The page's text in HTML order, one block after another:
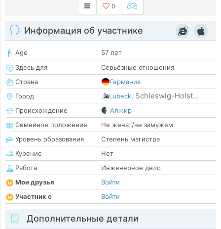
0
Информация об участнике
Age
57 лет
Здесь для
Серьёзные отношения
Страна
Германия
Город
Lubeck, Schleswig-Holst...
Происхождение
Алжир
Семейное положение
Не женат/не замужем
Уровень образования
Степень магистра
Курение
Нет
Работа
Инженерное дело
Мои друзья
Войти
Участник с
Войти
Дополнительные детали